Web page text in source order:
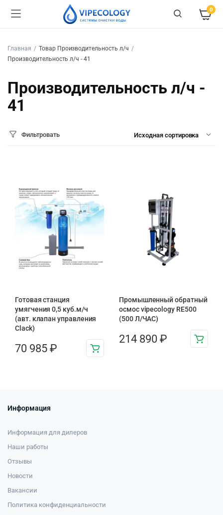
0
Главная
Товар Производительность л/ч
Производительность л/ч - 41
Производительность л/ч -
41
Фильтровать
Готовая станция
умягчения 0,5 куб.м/ч
(авт. клапан управления
Clack)
70 985 ₽
Промышленный обратный
осмос vipecology RE500
(500 Л/ЧАС)
214 890 ₽
Информация
Информация для дилеров
Наши работы
Отзывы
Новости
Вакансии
Политика конфиденциальности